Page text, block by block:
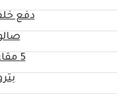
دفع
5 مقاعد